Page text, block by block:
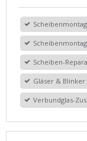
Scheiben-
Gläser & Blinker
Verbundglas-